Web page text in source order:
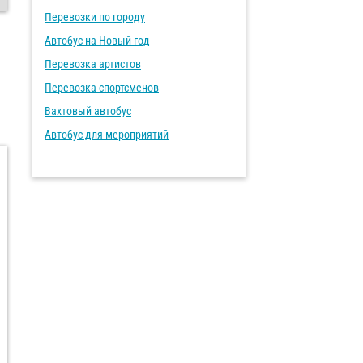
Перевозки по городу
Автобус на Новый год
Перевозка артистов
Перевозка спортсменов
Вахтовый автобус
Автобус для мероприятий